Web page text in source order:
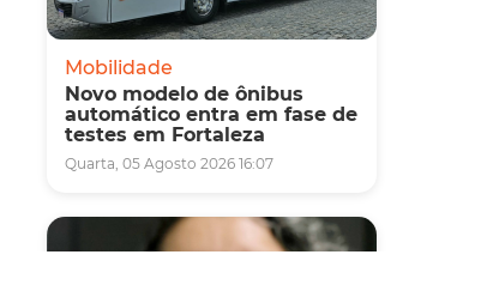
Mobilidade
Novo modelo de ônibus
automático entra em fase de
testes em Fortaleza
Quarta, 05 Agosto 2026 16:07